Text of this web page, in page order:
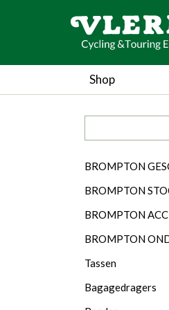
Shop
BROMPTON
BROMPTON
BROMPTON
BROMPTON
Tassen
Bagagedragers